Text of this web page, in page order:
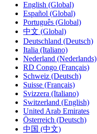
English (Global)
Español (Global)
Português (Global)
中文 (Global)
Deutschland (Deutsch)
Italia (Italiano)
Nederland (Nederlands)
RD Congo (Français)
Schweiz (Deutsch)
Suisse (Français)
Svizzera (Italiano)
Switzerland (English)
United Arab Emirates
Österreich (Deutsch)
中国 (中文)